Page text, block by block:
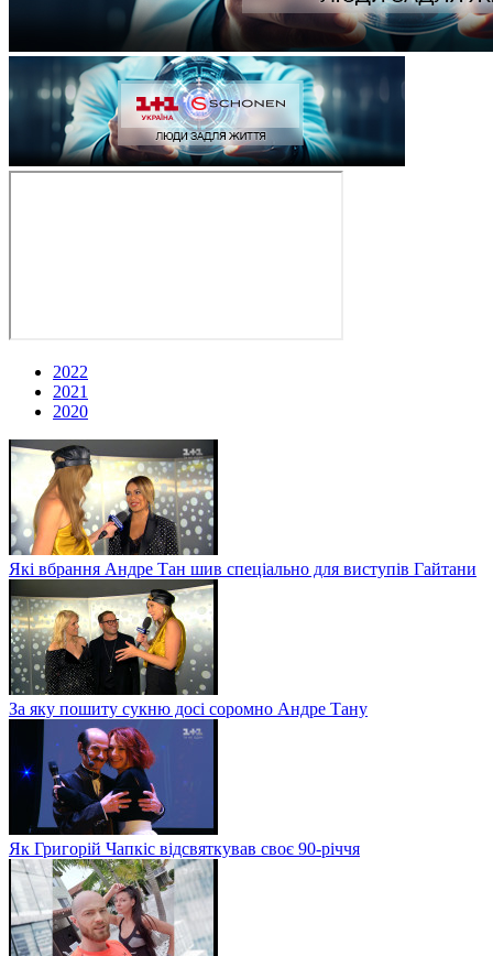
2022
2021
2020
Які вбрання Андре Тан шив спеціально для виступів Гайтани
За яку пошиту сукню досі соромно Андре Тану
Як Григорій Чапкіс відсвяткував своє 90-річчя